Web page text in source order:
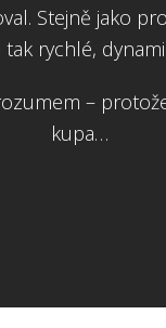
Stejně jako
rychlé,
–
kupa…